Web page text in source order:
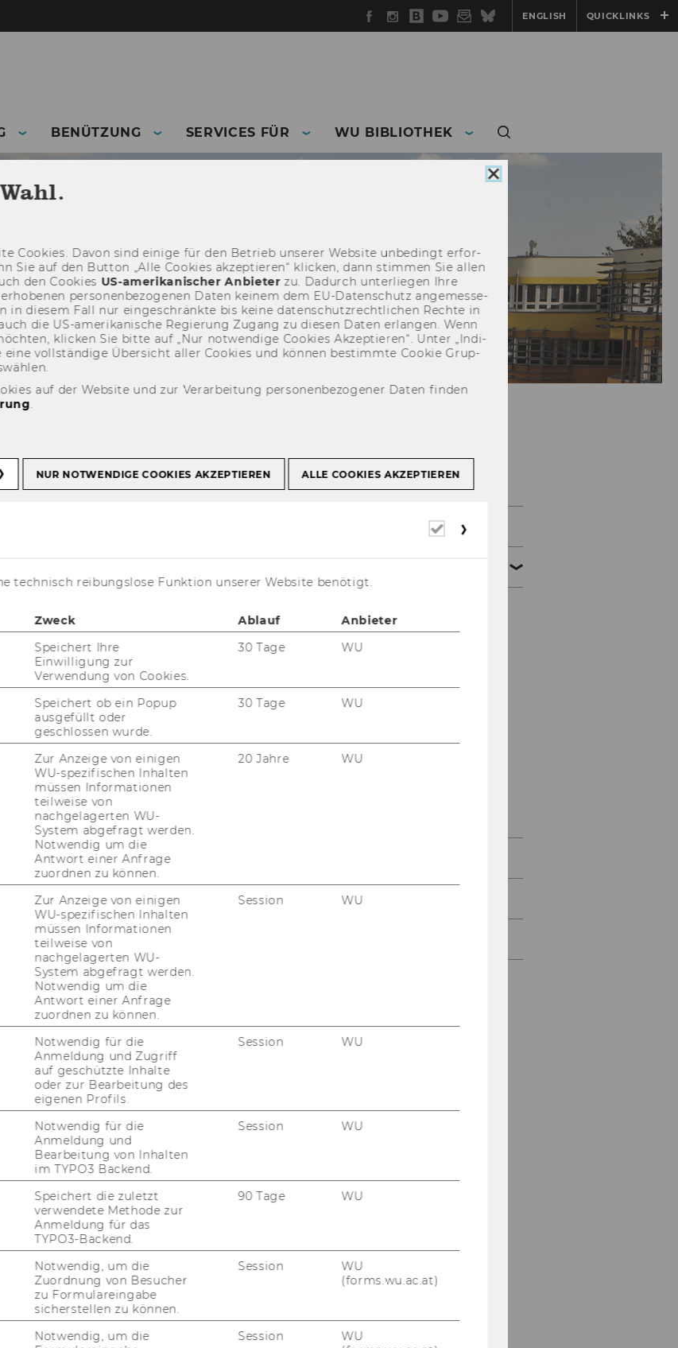
Facebook
Instagram
WU
Blog
YouTube
Newsletter
BlueskyENGLISH QUICKLINKS
BENÜTZUNG SERVICES FÜR WU BIBLIOTHEK
und Dienst­leis­tun­gen
für ein er­folg­rei­ches Stu­di­um wich­
die vor­han­de­nen In­for­ma­ti­ons­an­
und den fach­ge­rech­ten Um­
un­se­ren Kur­sen be­han­delt wer­den,
von Quel­len und Li­te­ra­tur­
an­ge­zeigt. Wir bit­
Kurse fin­den ab 5 Teil­neh­mer*innen
das
E-​Learning-Angebot der
Fra­gen be­ant­wor­ten wir gerne
Bibliothek
Bibliotheksinformation
recherchier_bar
Services für
Cookie
Coo­kies. Davon sind ei­ni­ge für den Be­trieb un­se­rer Web­site un­be­dingt er­for­
Sie auf den But­ton „Alle Coo­kies ak­zep­tie­ren“ kli­cken, dann stim­men Sie allen
den Coo­kies US-​amerikanischer An­bie­terzu. Da­durch un­ter­lie­gen Ihre
per­so­nen­be­zo­ge­nen Daten kei­nem dem EU-​Datenschutz an­ge­mes­se­
in die­sem Fall nur ein­ge­schränk­te bis keine da­ten­schutz­recht­li­chen Rech­te in
die US-​amerikanische Re­gie­rung Zu­gang zu die­sen Daten er­lan­gen. Wenn
kli­cken Sie bitte auf „Nur not­wen­di­ge Coo­kies Ak­zep­tie­ren“. Unter „In­di­
eine voll­stän­di­ge Über­sicht aller Coo­kies und kön­nen be­stimm­te Coo­kie Grup­
auf der Website und zur Verarbeitung personenbezogener Daten finden
NUR NOTWENDIGE COOKIES AKZEPTIEREN ALLE COOKIES AKZEPTIEREN
Erforderliche
technisch reibungslose Funktion unserer Website benötigt.
Zweck Ablauf
Anbieter
Speichert Ihre
Einwilligung zur
Verwendung von Cookies.
30 Tage WU
Speichert ob ein Popup
ausgefüllt oder
geschlossen wurde.
30 Tage WU
Zur Anzeige von einigen
WU-spezifischen Inhalten
müssen Informationen
teilweise von
nachgelagerten WU-
System abgefragt werden.
Notwendig um die
Antwort einer Anfrage
zuordnen zu können.
20 Jahre WU
Zur Anzeige von einigen
WU-spezifischen Inhalten
müssen Informationen
teilweise von
nachgelagerten WU-
System abgefragt werden.
Notwendig um die
Antwort einer Anfrage
zuordnen zu können.
Session WU
Notwendig für die
Anmeldung und Zugriff
auf geschützte Inhalte
oder zur Bearbeitung des
eigenen Profils.
Session WU
Notwendig für die
Anmeldung und
Bearbeitung von Inhalten
im TYPO3 Backend.
Session WU
Speichert die zuletzt
verwendete Methode zur
Anmeldung für das
TYPO3-Backend.
90 Tage WU
Notwendig, um die
Zuordnung von Besucher
zu Formulareingabe
sicherstellen zu können.
Session
WU
(forms.wu.ac.at)
Notwendig, um die
Session
WU